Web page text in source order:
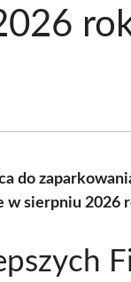
do
w sierpniu 2026